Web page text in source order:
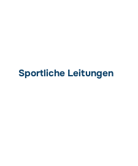
Sportliche Leitungen